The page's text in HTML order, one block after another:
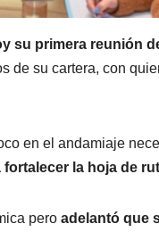
su primera reunión
de su cartera, con
en el andamiaje
la hoja de
pero adelantó que